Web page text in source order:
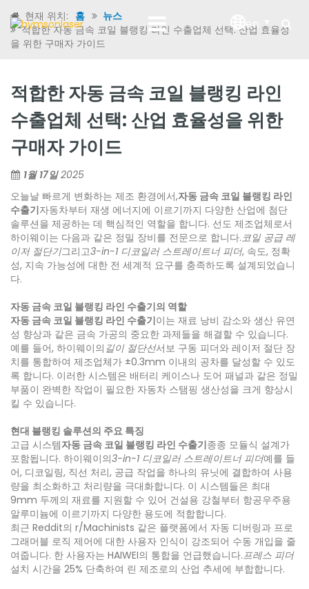
en
현재 위치: 홈
뉴스
적합한 자동 금속 코일 블랭킹 라인 수출업체 선택: 산업 효율성
을 위한 구매자 가이드
적합한 자동 금속 코일 블랭킹 라인
수출업체 선택: 산업 효율성을 위한
구매자 가이드
1월 17일 2025
오늘날 빠르게 변화하는 제조 환경에서,자동 금속 코일 블랭킹 라인
수출기자동차부터 재생 에너지에 이르기까지 다양한 산업에 첨단
솔루션을 제공하는 데 핵심적인 역할을 합니다. 선도 제조업체로서
하이웨이는 다음과 같은 정밀 장비를 전문으로 합니다.코일 공급 레
이저 절단기그리고3-in-1 디코일러 스트레이트너 피더, 속도, 정확
성, 지속 가능성에 대한 전 세계적 요구를 충족하도록 설계되었습니
다.
자동 금속 코일 블랭킹 라인 수출기의 역할
자동 금속 코일 블랭킹 라인 수출기이는 재료 낭비 감소와 생산 유연
성 향상과 같은 금속 가공의 중요한 과제들을 해결할 수 있습니다.
예를 들어, 하이웨이의 길이 절단선서보 구동 피더와 레이저 절단 장
치를 통합하여 제조업체가 ±0.3mm 이내의 공차를 달성할 수 있도
록 합니다. 이러한 시스템은 배터리 케이스나 도어 패널과 같은 정밀
부품이 완벽한 작업이 필요한 자동차 스탬핑 생산성을 크게 향상시
킬 수 있습니다.
현대 블랭킹 솔루션의 주요 특징
고급 시스템자동 금속 코일 블랭킹 라인 수출기종종 모듈식 설계가
포함됩니다. 하이웨이의3-in-1 디코일러 스트레이트너 피더예를 들
어, 디코일링, 직선 처리, 공급 작업을 하나의 유닛에 결합하여 사용
량을 최소화하고 처리량을 극대화합니다. 이 시스템들은 최대
9mm 두께의 재료를 지원할 수 있어 건설용 강철부터 항공우주용
알루미늄에 이르기까지 다양한 용도에 적합합니다.
최근 Reddit의 r/Machinists 같은 플랫폼에서 자동 디버링과 프로
그래머블 로직 제어에 대한 사용자 인식이 강조되어 수동 개입을 줄
여줍니다. 한 사용자는 HAIWEI의 통합을 언급했습니다.프레스 피더
설치 시간을 25% 단축하여 린 제조로의 산업 추세에 부합합니다.